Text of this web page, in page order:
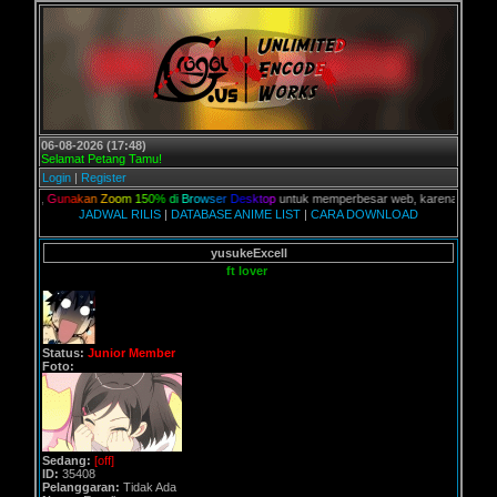
06-08-2026 (17:48)
Selamat Petang Tamu!
Login | Register
kan Zoom 150% di Browser Desk topuntuk memperbesar web, karena aslinya web
JADWAL RILIS | DATABASE ANIME LIST | CARA DOWNLOAD
yusukeExcell
ft lover
Status: Junior Member
Foto:
Sedang: [off]
ID: 35408
Pelanggaran: Tidak Ada